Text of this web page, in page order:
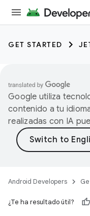
GET STARTED
Google utiliza
contenido a tu
realizadas con IA
Android Developers
¿Te ha resultado útil?